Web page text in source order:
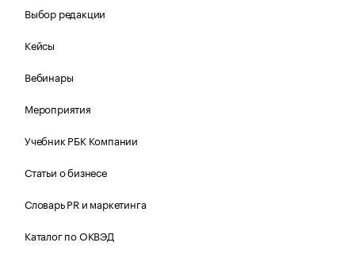
Выбор редакции
Кейсы
Вебинары
Мероприятия
Учебник РБК Компании
Статьи о бизнесе
Словарь PR и маркетинга
Каталог по ОКВЭД